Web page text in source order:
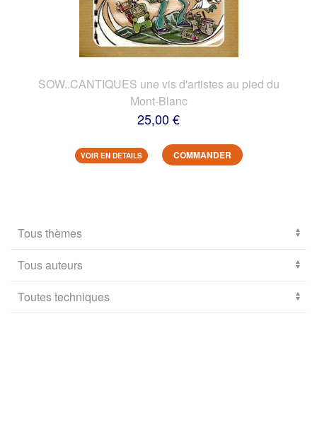
SOW..CANTIQUES une vis d'artistes au pied du
Mont-Blanc
25,00 €
VOIR EN DETAILS COMMANDER